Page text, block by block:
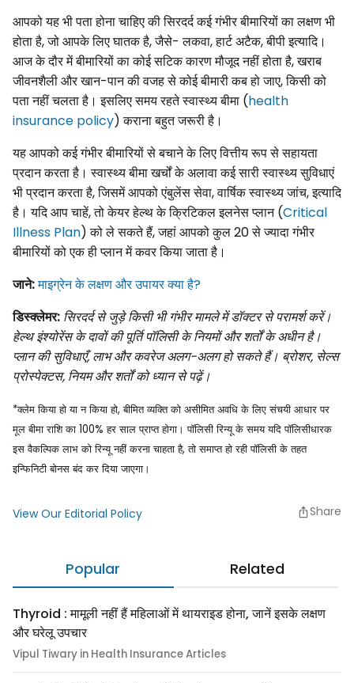
आपको यह भी पता होना चाहिए की सिरदर्द कई गंभीर बीमारियों का लक्षण भी
होता है, जो आपके लिए घातक है, जैसे- लकवा, हार्ट अटैक, बीपी इत्यादि।
आज के दौर में बीमारियों का कोई सटिक कारण मौजूद नहीं होता है, खराब
जीवनशैली और खान-पान की वजह से कोई बीमारी कब हो जाए, किसी को
पता नहीं चलता है। इसलिए समय रहते स्वास्थ्य बीमा (health
insurance policy) कराना बहुत जरूरी है।
यह आपको कई गंभीर बीमारियों से बचाने के लिए वित्तीय रूप से सहायता
प्रदान करता है। स्वास्थ्य बीमा खर्चों के अलावा कई सारी स्वास्थ्य सुविधाएं
भी प्रदान करता है, जिसमें आपको एंबुलेंस सेवा, वार्षिक स्वास्थ्य जांच, इत्यादि
है। यदि आप चाहें, तो केयर हेल्थ के क्रिटिकल इलनेस प्लान (Critical
Illness Plan) को ले सकते हैं, जहां आपको कुल 20 से ज्यादा गंभीर
बीमारियों को एक ही प्लान में कवर किया जाता है।
जाने:माइग्रेन के लक्षण और उपायर क्या है?
डिस्क्लेमर: सिरदर्द से जुड़े किसी भी गंभीर मामले में डॉक्टर से परामर्श करें।
हेल्थ इंश्योरेंस के दावों की पूर्ति पॉलिसी के नियमों और शर्तों के अधीन है।
प्लान की सुविधाएँ, लाभ और कवरेज अलग-अलग हो सकते हैं। ब्रोशर, सेल्स
प्रोस्पेक्टस, नियम और शर्तों को ध्यान से पढ़ें।
*क्लेम किया हो या न किया हो, बीमित व्यक्ति को असीमित अवधि के लिए संचयी आधार पर
मूल बीमा राशि का 100% हर साल प्राप्त होगा। पॉलिसी रिन्यू के समय यदि पॉलिसीधारक
इस वैकल्पिक लाभ को रिन्यू नहीं करना चाहता है, तो समाप्त हो रही पॉलिसी के तहत
इन्फिनिटी बोनस बंद कर दिया जाएगा।
View Our Editorial Policy Share
Popular Related
Thyroid : मामूली नहीं हैं महिलाओं में थायराइड होना, जानें इसके लक्षण
और घरेलू उपचार
Vipul Tiwary in Health Insurance Articles